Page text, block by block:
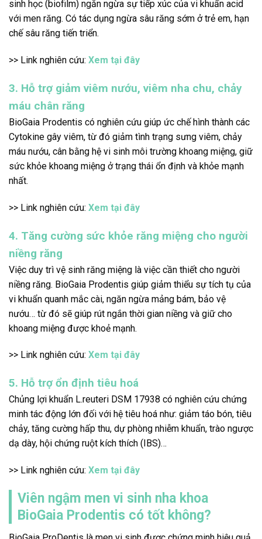
sinh học (biofilm) ngăn ngừa sự tiếp xúc của vi khuẩn acid
với men răng. Có tác dụng ngừa sâu răng sớm ở trẻ em, hạn
chế sâu răng tiến triển.
>> Link nghiên cứu: Xem tại đây
3. Hỗ trợ giảm viêm nướu, viêm nha chu, chảy
máu chân răng
BioGaia Prodentis có nghiên cứu giúp ức chế hình thành các
Cytokine gây viêm, từ đó giảm tình trạng sưng viêm, chảy
máu nướu, cân bằng hệ vi sinh môi trường khoang miệng, giữ
sức khỏe khoang miệng ở trạng thái ổn định và khỏe mạnh
nhất.
>> Link nghiên cứu: Xem tại đây
4. Tăng cường sức khỏe răng miệng cho người
niềng răng
Việc duy trì vệ sinh răng miệng là việc cần thiết cho người
niềng răng. BioGaia Prodentis giúp giảm thiểu sự tích tụ của
vi khuẩn quanh mắc cài, ngăn ngừa mảng bám, bảo vệ
nướu… từ đó sẽ giúp rút ngắn thời gian niềng và giữ cho
khoang miệng được khoẻ mạnh.
>> Link nghiên cứu: Xem tại đây
5. Hỗ trợ ổn định tiêu hoá
Chủng lợi khuẩn L.reuteri DSM 17938 có nghiên cứu chứng
minh tác động lớn đối với hệ tiêu hoá như: giảm táo bón, tiêu
chảy, tăng cường hấp thu, dự phòng nhiễm khuẩn, trào ngược
dạ dày, hội chứng ruột kích thích (IBS)…
>> Link nghiên cứu: Xem tại đây
Viên ngậm men vi sinh nha khoa
BioGaia Prodentis có tốt không?